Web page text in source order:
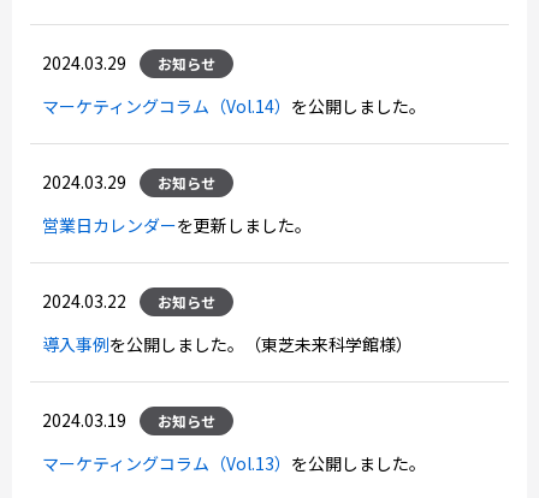
2024.03.29 お知らせ
マーケティングコラム（Vol.14） を公開しました。
2024.03.29 お知らせ
営業日カレンダーを更新しました。
2024.03.22 お知らせ
導入事例を公開しました。（東芝未来科学館様）
2024.03.19 お知らせ
マーケティングコラム（Vol.13） を公開しました。